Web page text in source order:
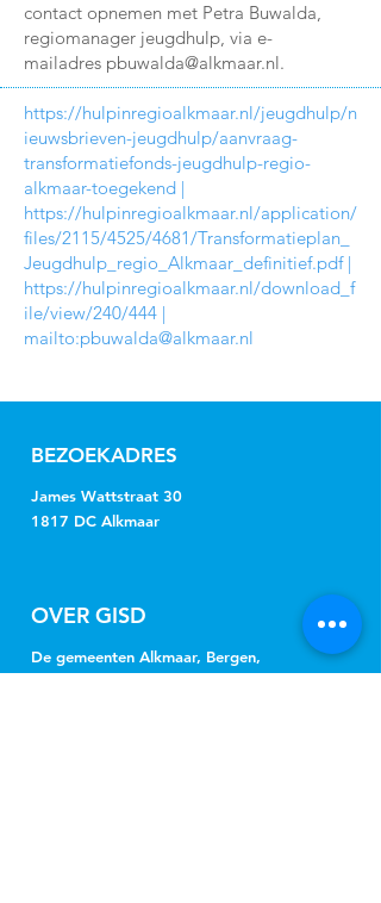
contact opnemen met Petra Buwalda,
regiomanager jeugdhulp, via e-
mailadres pbuwalda@alkmaar.nl.
https://hulpinregioalkmaar.nl/jeugdhulp/n
ieuwsbrieven-jeugdhulp/aanvraag-
transformatiefonds-jeugdhulp-regio-
alkmaar-toegekend |
https://hulpinregioalkmaar.nl/application/
files/2115/4525/4681/Transformatieplan_
Jeugdhulp_regio_Alkmaar_definitief.pdf|
https://hulpinregioalkmaar.nl/download_f
ile/view/240/444 |
mailto:pbuwalda@alkmaar.nl
BEZOEKADRES
James Wattstraat 30
1817 DC Alkmaar
OVER GISD
De gemeenten Alkmaar, Bergen,